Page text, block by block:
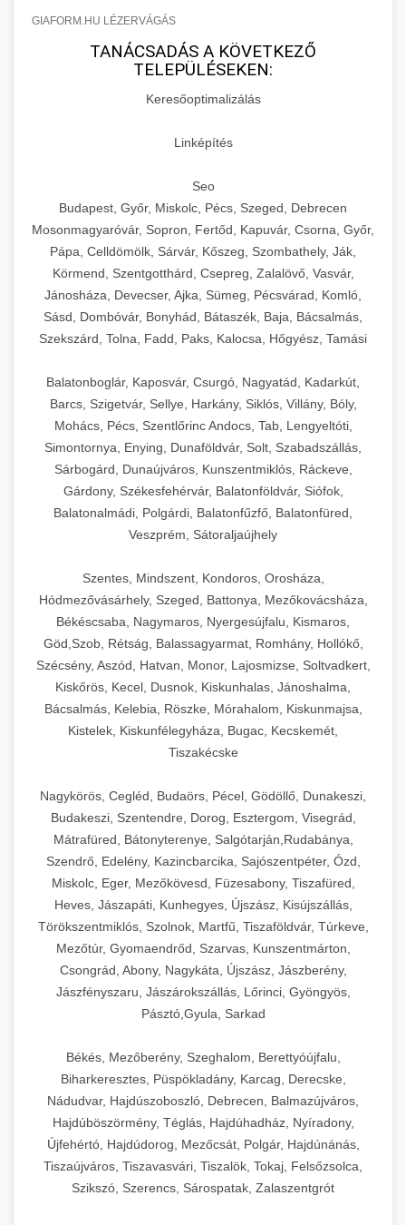
GIAFORM.HU LÉZERVÁGÁS
TANÁCSADÁS A KÖVETKEZŐ
TELEPÜLÉSEKEN:
Keresőoptimalizálás
Linképítés
Seo
Budapest, Győr, Miskolc, Pécs, Szeged, Debrecen
Mosonmagyaróvár, Sopron, Fertőd, Kapuvár, Csorna, Győr,
Pápa, Celldömölk, Sárvár, Kőszeg, Szombathely, Ják,
Körmend, Szentgotthárd, Csepreg, Zalalövő, Vasvár,
Jánosháza, Devecser, Ajka, Sümeg, Pécsvárad, Komló,
Sásd, Dombóvár, Bonyhád, Bátaszék, Baja, Bácsalmás,
Szekszárd, Tolna, Fadd, Paks, Kalocsa, Hőgyész, Tamási
Balatonboglár, Kaposvár, Csurgó, Nagyatád, Kadarkút,
Barcs, Szigetvár, Sellye, Harkány, Siklós, Villány, Bóly,
Mohács, Pécs, Szentlőrinc Andocs, Tab, Lengyeltóti,
Simontornya, Enying, Dunaföldvár, Solt, Szabadszállás,
Sárbogárd, Dunaújváros, Kunszentmiklós, Ráckeve,
Gárdony, Székesfehérvár, Balatonföldvár, Siófok,
Balatonalmádi, Polgárdi, Balatonfűzfő, Balatonfüred,
Veszprém, Sátoraljaújhely
Szentes, Mindszent, Kondoros, Orosháza,
Hódmezővásárhely, Szeged, Battonya, Mezőkovácsháza,
Békéscsaba, Nagymaros, Nyergesújfalu, Kismaros,
Göd,Szob, Rétság, Balassagyarmat, Romhány, Hollókő,
Szécsény, Aszód, Hatvan, Monor, Lajosmizse, Soltvadkert,
Kiskőrös, Kecel, Dusnok, Kiskunhalas, Jánoshalma,
Bácsalmás, Kelebia, Röszke, Mórahalom, Kiskunmajsa,
Kistelek, Kiskunfélegyháza, Bugac, Kecskemét,
Tiszakécske
Nagykörös, Cegléd, Budaörs, Pécel, Gödöllő, Dunakeszi,
Budakeszi, Szentendre, Dorog, Esztergom, Visegrád,
Mátrafüred, Bátonyterenye, Salgótarján,Rudabánya,
Szendrő, Edelény, Kazincbarcika, Sajószentpéter, Ózd,
Miskolc, Eger, Mezőkövesd, Füzesabony, Tiszafüred,
Heves, Jászapáti, Kunhegyes, Újszász, Kisújszállás,
Törökszentmiklós, Szolnok, Martfű, Tiszaföldvár, Túrkeve,
Mezőtúr, Gyomaendrőd, Szarvas, Kunszentmárton,
Csongrád, Abony, Nagykáta, Újszász, Jászberény,
Jászfényszaru, Jászárokszállás, Lőrinci, Gyöngyös,
Pásztó,Gyula, Sarkad
Békés, Mezőberény, Szeghalom, Berettyóújfalu,
Biharkeresztes, Püspökladány, Karcag, Derecske,
Nádudvar, Hajdúszoboszló, Debrecen, Balmazújváros,
Hajdúböszörmény, Téglás, Hajdúhadház, Nyíradony,
Újfehértó, Hajdúdorog, Mezőcsát, Polgár, Hajdúnánás,
Tiszaújváros, Tiszavasvári, Tiszalök, Tokaj, Felsőzsolca,
Szikszó, Szerencs, Sárospatak, Zalaszentgrót